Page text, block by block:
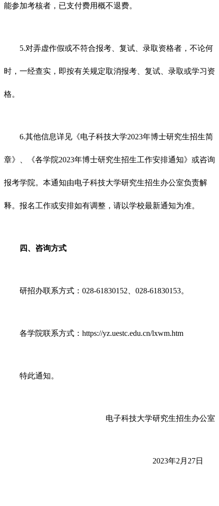
能参加考核者，已支付费用概不退费。
5.对弄虚作假或不符合报考、复试、录取资格者，不论何
时，一经查实，即按有关规定取消报考、复试、录取或学习资
格。
6.其他信息详见《电子科技大学2023年博士研究生招生简
章》、《各学院2023年博士研究生招生工作安排通知》或咨询
报考学院。本通知由电子科技大学研究生招生办公室负责解
释。报名工作或安排如有调整，请以学校最新通知为准。
四、咨询方式
研招办联系方式：028-61830152、028-61830153。
各学院联系方式：https://yz.uestc.edu.cn/lxwm.htm
特此通知。
电子科技大学研究生招生办公室
2023年2月27日